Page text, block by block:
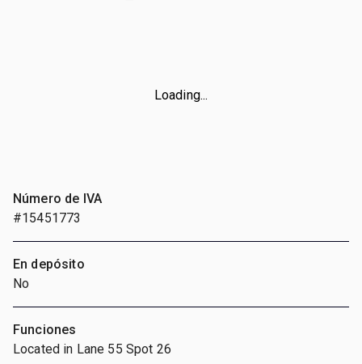
Loading...
Número de IVA
#15451773
En depósito
No
Funciones
Located in Lane 55 Spot 26